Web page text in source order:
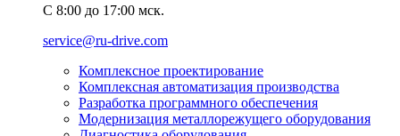
C 8:00 до 17:00 мск.
service@ru-drive.com
Комплексное проектирование
Комплексная автоматизация производства
Разработка программного обеспечения
Модернизация металлорежущего оборудования